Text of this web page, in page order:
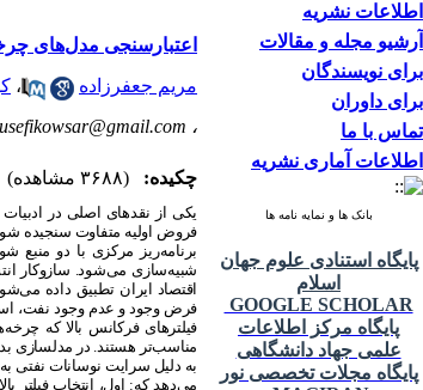
اطلاعات نشریه
آرشیو مجله و مقالات
برای نویسندگان
برای داوران
تماس با ما
اطلاعات آماری نشریه
بانک ها و نمایه نامه ها
پایگاه استنادی علوم جهان
اسلام
GOOGLE SCHOLAR
پایگاه مرکز اطلاعات
علمی جهاد دانشگاهی
پایگاه مجلات تخصصی نور
اعتبارسنجی مدل‌های
مریم جعفرزاده ،
،
چکیده: (۳۶۸۸ مشاهده)
یکی از نقدهای اصلی در
فروض اولیه متفاوت سنجیده
شبیه‌سازی می‌شود. سازوکار
اقتصاد ایران تطبیق داده
فرض وجود و عدم وجود نفت،
فیلترهای فرکانس بالا که
مناسب‌تر هستند. در مدلسازی
به دلیل سرایت نوسانات نفتی
می‌دهد که: اول، انتخاب فیلتر